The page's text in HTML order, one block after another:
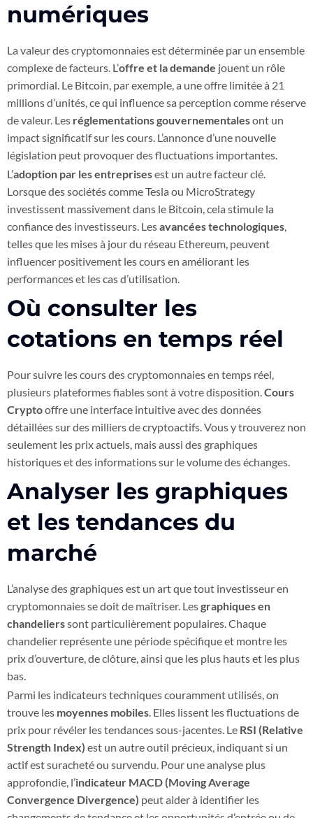
numériques
La valeur des cryptomonnaies est déterminée par un ensemble
complexe de facteurs. L’offre et la demande jouent un rôle
primordial. Le Bitcoin, par exemple, a une offre limitée à 21
millions d’unités, ce qui influence sa perception comme réserve
de valeur. Les réglementations gouvernementalesont un
impact significatif sur les cours. L’annonce d’une nouvelle
législation peut provoquer des fluctuations importantes.
L’adoption par les entreprisesest un autre facteur clé.
Lorsque des sociétés comme Tesla ou MicroStrategy
investissent massivement dans le Bitcoin, cela stimule la
confiance des investisseurs. Lesavancées technologiques,
telles que les mises à jour du réseau Ethereum, peuvent
influencer positivement les cours en améliorant les
performances et les cas d’utilisation.
Où consulter les
cotations en temps réel
Pour suivre les cours des cryptomonnaies en temps réel,
plusieurs plateformes fiables sont à votre disposition.Cours
Cryptooffre une interface intuitive avec des données
détaillées sur des milliers de cryptoactifs. Vous y trouverez non
seulement les prix actuels, mais aussi des graphiques
historiques et des informations sur le volume des échanges.
Analyser les graphiques
et les tendances du
marché
L’analyse des graphiques est un art que tout investisseur en
cryptomonnaies se doit de maîtriser. Lesgraphiques en
chandelierssont particulièrement populaires. Chaque
chandelier représente une période spécifique et montre les
prix d’ouverture, de clôture, ainsi que les plus hauts et les plus
bas.
Parmi les indicateurs techniques couramment utilisés, on
trouve les moyennes mobiles. Elles lissent les fluctuations de
prix pour révéler les tendances sous-jacentes. Le RSI (Relative
Strength Index) est un autre outil précieux, indiquant si un
actif est suracheté ou survendu. Pour une analyse plus
approfondie, l’indicateur MACD (Moving Average
Convergence Divergence) peut aider à identifier les